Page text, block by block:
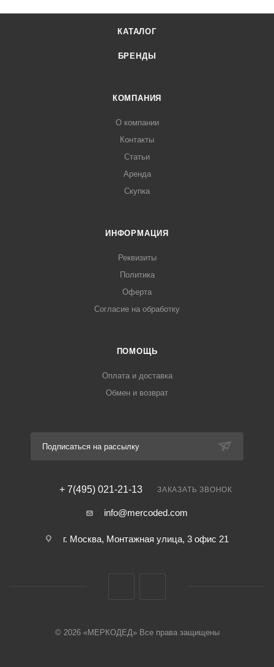
КАТАЛОГ
БРЕНДЫ
КОМПАНИЯ
О компании
Контакты
Статьи
Аренда
Скупка
ИНФОРМАЦИЯ
Реквизиты
Политика
Оферта
Согласие на обработку
ПОМОЩЬ
Оплата и доставка
Обмен и возврат
Подписаться на рассылку
+ 7(495) 021-21-13 ЗАКАЗАТЬ ЗВОНОК
info@mercoded.com
г. Москва, Монтажная улица, 3 офис 21
© 2026 «МЕРКОДЕД» Все права защищены